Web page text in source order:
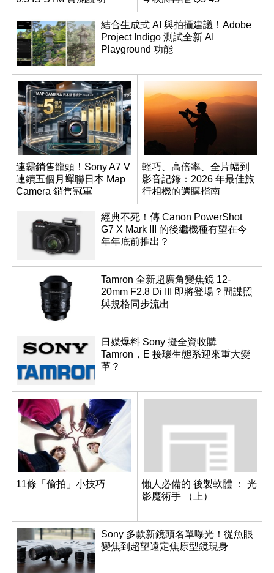
Monochrom
結合生成式 AI 與拍攝建議！Adobe
Project Indigo 測試全新 AI
Playground 功能
連霸銷售龍頭！Sony A7 V
連續五個月蟬聯日本 Map
Camera 銷售冠軍
輕巧、高倍率、全片幅到
影音記錄：2026 年最佳旅
行相機的選購指南
經典不死！傳 Canon PowerShot
G7 X Mark III 的後繼機種有望在今
年年底前推出？
Tamron 全新超廣角變焦鏡 12-
20mm F2.8 Di III 即將登場？間諜照
與規格同步流出
日媒爆料 Sony 擬全資收購
Tamron，E 接環生態系迎來重大變
革？
11條「偷拍」小技巧
懶人必備的 後製軟體 ： 光
影魔術手 （上）
Sony 多款新鏡頭名單曝光！從魚眼
變焦到超望遠定焦原型鏡現身